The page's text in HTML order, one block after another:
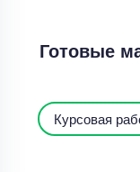
Готовые
Курсовая